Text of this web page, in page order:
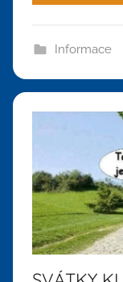
Informace